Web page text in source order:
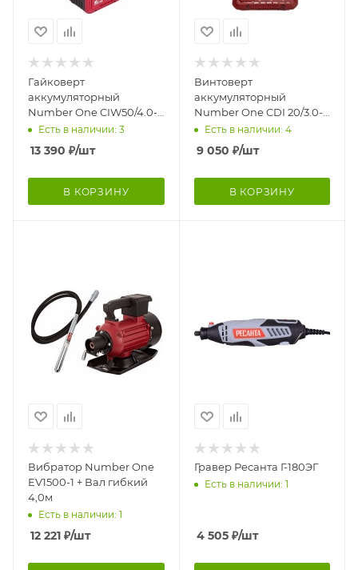
Гайковерт
аккумуляторный
Number One CIW50/4.0-
IN-2B
Есть в наличии: 3
13 390 ₽/шт
В КОРЗИНУ
Винтоверт
аккумуляторный
Number One CDI 20/3.0-
PRO-BR-2B
Есть в наличии: 4
9 050 ₽/шт
В КОРЗИНУ
Вибратор Number One
EV1500-1 + Вал гибкий
4,0м
Есть в наличии: 1
12 221 ₽/шт
Гравер Ресанта Г-180ЭГ
Есть в наличии: 1
4 505₽/шт